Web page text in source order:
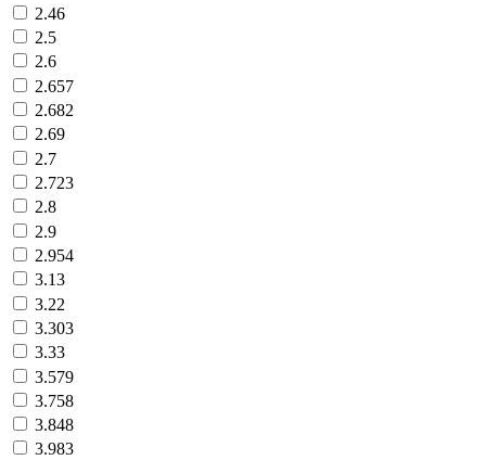
2.46
2.5
2.6
2.657
2.682
2.69
2.7
2.723
2.8
2.9
2.954
3.13
3.22
3.303
3.33
3.579
3.758
3.848
3.983